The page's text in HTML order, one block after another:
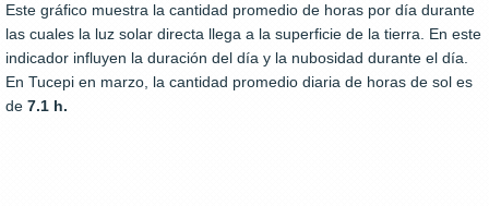
Este gráfico muestra la cantidad promedio de horas por día durante
las cuales la luz solar directa llega a la superficie de la tierra. En este
indicador influyen la duración del día y la nubosidad durante el día.
En Tucepi en marzo, la cantidad promedio diaria de horas de sol es
de 7.1 h.